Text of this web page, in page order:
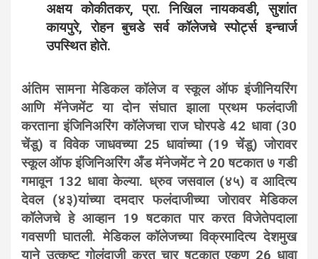
अक्षय कोकीतकर, प्रा. निखिल नायकवडी, सुशांत
कायपुरे, रोहन बुचडे सर्व कॉलेजचे स्पोर्ट्स इन्चार्ज
उपस्थित होते.
अंतिम सामना मेडिकल कॉलेज व स्कूल ऑफ इंजीनियरिंग
आणि मॅनेजमेंट या दोन संघात झाला प्रथम फलंदाजी
करताना इंजिनिअरिंग कॉलेजचा राज घोरपडे 42 धावा (30
चेंडू) व विवेक जाधवच्या 25 धावांच्या (19 चेंडू) जोरावर
स्कूल ऑफ इंजिनिअरिंग अँड मॅनेजमेंट ने 20 षटकात ७ गडी
गमावून 132 धावा केल्या. ध्रुव जसवाल (४५) व आदित्य
देवल (४३)यांच्या दमदार फलंदाजीच्या जोरावर मेडिकल
कॉलेजचे हे आव्हान 19 षटकात पार करत विजेतेपदाला
गवसणी घातली. मेडिकल कॉलेजच्या विक्रमादित्य देशमुख
याने उत्कृष्ट गोलंदाजी करत चार षटकात एकूण 26 धावा